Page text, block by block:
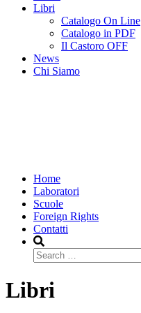
Libri
Catalogo On Line
Catalogo in PDF
Il Castoro OFF
News
Chi Siamo
Home
Laboratori
Scuole
Foreign Rights
Contatti
Search
Libri